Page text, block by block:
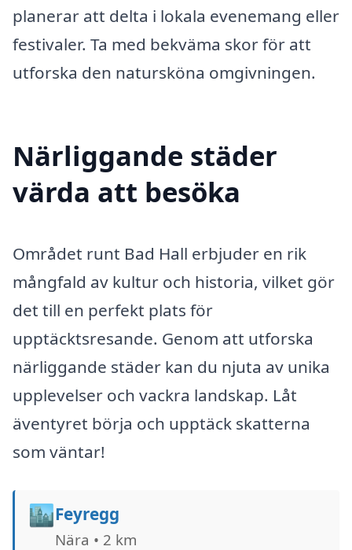
planerar att delta i lokala evenemang eller
festivaler. Ta med bekväma skor för att
utforska den natursköna omgivningen.
Närliggande städer
värda att besöka
Området runt Bad Hall erbjuder en rik
mångfald av kultur och historia, vilket gör
det till en perfekt plats för
upptäcktsresande. Genom att utforska
närliggande städer kan du njuta av unika
upplevelser och vackra landskap. Låt
äventyret börja och upptäck skatterna
som väntar!
🏙️Feyregg
Nära • 2 km